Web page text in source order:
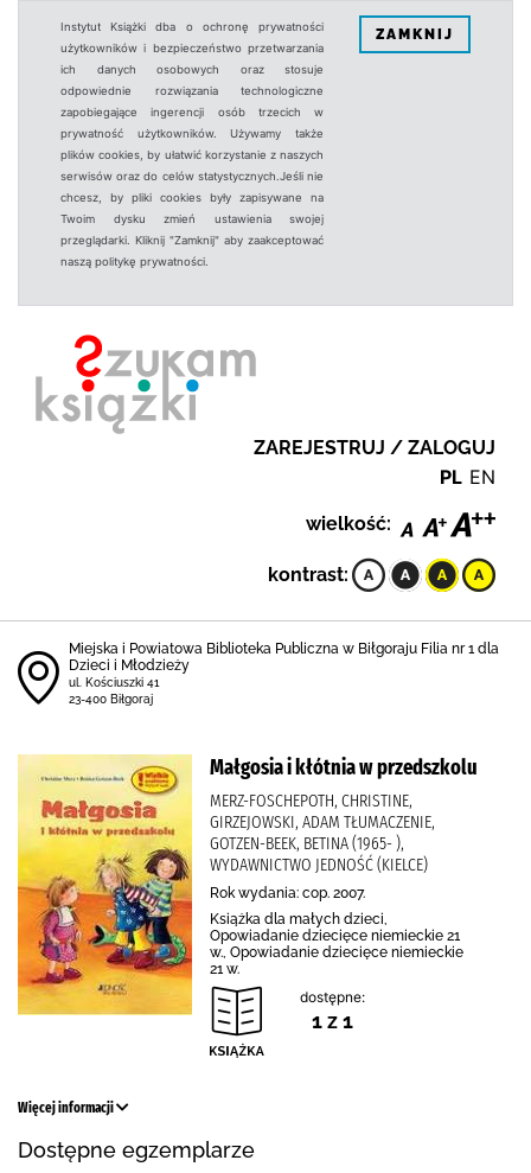
Instytut Książki dba o ochronę prywatności
użytkowników i bezpieczeństwo przetwarzania
ich danych osobowych oraz stosuje
odpowiednie rozwiązania technologiczne
zapobiegające ingerencji osób trzecich w
prywatność użytkowników. Używamy także
plików cookies, by ułatwić korzystanie z naszych
serwisów oraz do celów statystycznych.Jeśli nie
chcesz, by pliki cookies były zapisywane na
Twoim dysku zmień ustawienia swojej
przeglądarki. Kliknij "Zamknij" aby zaakceptować
naszą politykę prywatności.
ZAMKNIJ
ZAREJESTRUJ / ZALOGUJ
PL EN
wielkość:
kontrast:
Miejska i Powiatowa Biblioteka Publiczna w Biłgoraju Filia nr 1 dla
Dzieci i Młodzieży
ul. Kościuszki 41
23-400 Biłgoraj
Małgosia i kłótnia w przedszkolu
MERZ-FOSCHEPOTH, CHRISTINE,
GIRZEJOWSKI, ADAM TŁUMACZENIE,
GOTZEN-BEEK, BETINA (1965- ),
WYDAWNICTWO JEDNOŚĆ (KIELCE)
Rok wydania: cop. 2007.
Książka dla małych dzieci,
Opowiadanie dziecięce niemieckie 21
w., Opowiadanie dziecięce niemieckie
21 w.
dostępne:
1 z 1
Więcej informacji
Dostępne egzemplarze